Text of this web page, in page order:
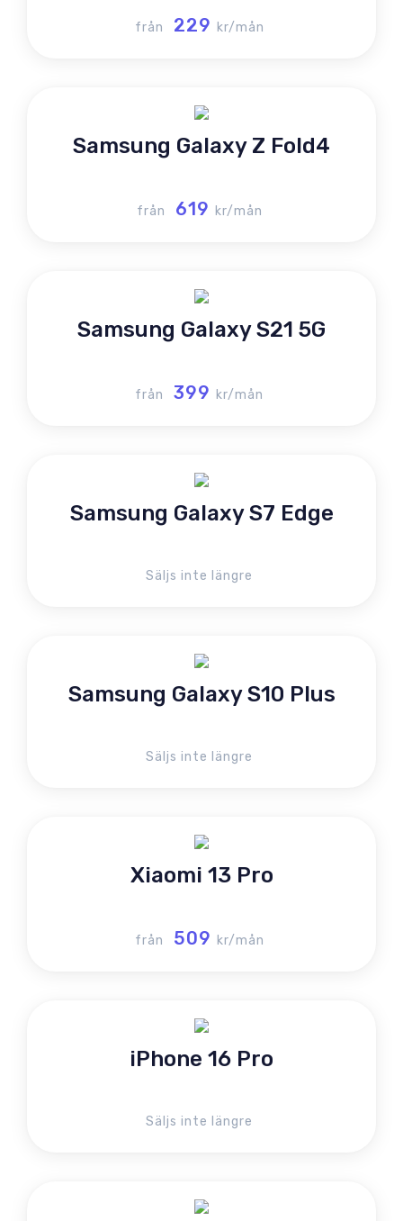
från 229 kr/mån
Samsung Galaxy Z Fold4
från 619 kr/mån
Samsung Galaxy S21 5G
från 399 kr/mån
Samsung Galaxy S7 Edge
Säljs inte längre
Samsung Galaxy S10 Plus
Säljs inte längre
Xiaomi 13 Pro
från 509 kr/mån
iPhone 16 Pro
Säljs inte längre